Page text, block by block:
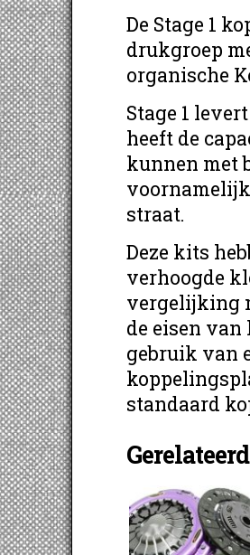
De Stage 1
drukgroep
organische
Stage 1
heeft de
kunnen met
straat.
Deze kits
verhoogde
vergelijking
de eisen
gebruik van
standaard